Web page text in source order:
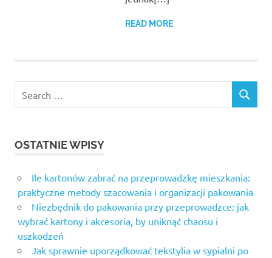
READ MORE
for:
SEARCH
OSTATNIE WPISY
Ile kartonów zabrać na przeprowadzkę mieszkania:
praktyczne metody szacowania i organizacji pakowania
Niezbędnik do pakowania przy przeprowadzce: jak
wybrać kartony i akcesoria, by uniknąć chaosu i
uszkodzeń
Jak sprawnie uporządkować tekstylia w sypialni po